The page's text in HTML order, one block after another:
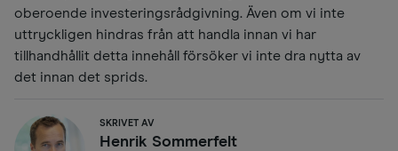
SKRIVET AV
Henrik Sommerfelt
oberoende investeringsrådgivning. Även om vi inte
uttryckligen hindras från att handla innan vi har
tillhandhållit detta innehåll försöker vi inte dra nytta av
det innan det sprids.